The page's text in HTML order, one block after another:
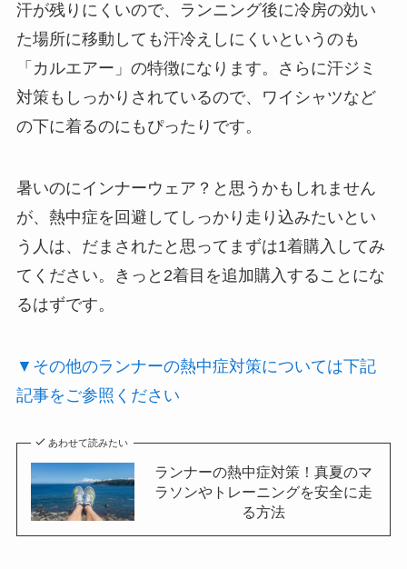
汗が残りにくいので、ランニング後に冷房の効い
た場所に移動しても汗冷えしにくいというのも
「カルエアー」の特徴になります。さらに汗ジミ
対策もしっかりされているので、ワイシャツなど
の下に着るのにもぴったりです。
暑いのにインナーウェア？と思うかもしれません
が、熱中症を回避してしっかり走り込みたいとい
う人は、だまされたと思ってまずは1着購入してみ
てください。きっと2着目を追加購入することにな
るはずです。
▼その他のランナーの熱中症対策については下記
記事をご参照ください
あわせて読みたい
ランナーの熱中症対策！真夏のマ
ラソンやトレーニングを安全に走
る方法